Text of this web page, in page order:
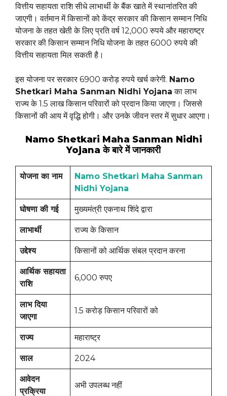
वित्तीय सहायता राशि सीधे लाभार्थी के बैंक खाते में स्थानांतरित की
जाएगी। वर्तमान में किसानों को केंद्र सरकार की किसान सम्मान निधि
योजना के तहत खेती के लिए प्रति वर्ष 12,000 रुपये और महाराष्ट्र
सरकार की किसान सम्मान निधि योजना के तहत 6000 रुपये की
वित्तीय सहायता मिल सकती है।
इस योजना पर सरकार 6900 करोड़ रुपये खर्च करेगी. Namo
Shetkari Maha Sanman Nidhi Yojana का लाभ
राज्य के 1.5 लाख किसान परिवारों को प्रदान किया जाएगा। जिससे
किसानों की आय में वृद्धि होगी। और उनके जीवन स्तर में सुधार आएगा।
Namo Shetkari Maha Sanman Nidhi
Yojana के बारे में जानकारी
योजना का नाम
Namo Shetkari Maha Sanman
Nidhi Yojana
घोषणा की गई मुख्यमंत्री एकनाथ शिंदे द्वारा
लाभार्थी राज्य के किसान
उद्देश्य किसानों को आर्थिक संबल प्रदान करना
आर्थिक सहायता
राशि
6,000 रुपए
लाभ दिया
जाएगा
1.5 करोड़ किसान परिवारों को
राज्य महाराष्ट्र
साल 2024
आवेदन
प्रक्रिया
अभी उपलब्ध नहीं